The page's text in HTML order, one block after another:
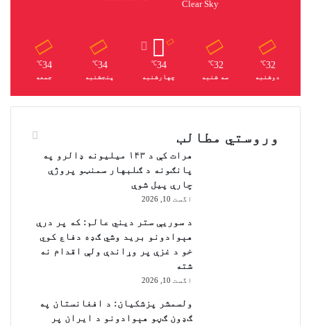
و
ل
ل
ب
ی
Clear Sky
32
℃
دوشنبه
32
℃
سه شنبه
34
℃
چهارشنبه
34
℃
پنجشنبه
34
℃
جمعه
وروستي مطالب
هرات کې د ۱۴۳ میلیونه ډالرو په
پانګونه د ګلبهار سمنټو پروژې
چارې پیل شوې
اگست 10, 2026
د سوريې ستر دیني عالم: که پر درې
هېوادونو برید وشي ګډه دفاع کوي
خو د غزې پر وړاندې ولې اقدام نه
شته
اگست 10, 2026
ولسمشر پزشکیان: د افغانستان په
ګډون ګڼو هېوادونو د ایران پر